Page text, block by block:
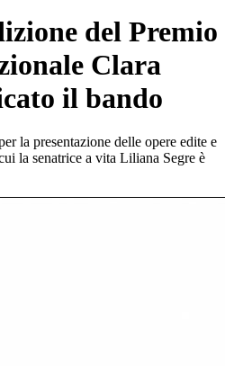
del Premio
Clara
il bando
la presentazione delle opere edite e
la senatrice a vita Liliana Segre è